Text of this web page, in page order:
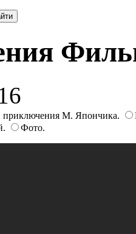
М. Япончика.
Фото.